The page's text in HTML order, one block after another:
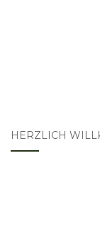
HERZLICH